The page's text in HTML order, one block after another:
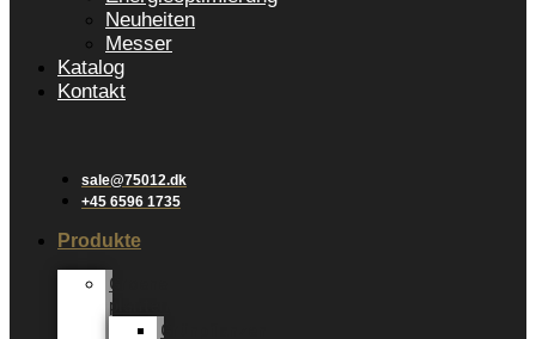
Neuheiten
Messer
Katalog
Kontakt
sale@75012.dk
+45 6596 1735
Produkte
Groene
planten
Grünpflanzen